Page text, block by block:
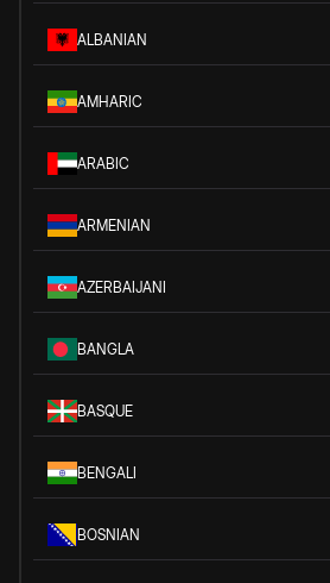
ALBANIAN
AMHARIC
ARABIC
ARMENIAN
AZERBAIJANI
BANGLA
BASQUE
BENGALI
BOSNIAN